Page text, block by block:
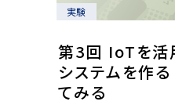
実験
第3回 IoTを活
システムを作
てみる